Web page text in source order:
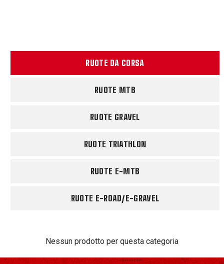
RUOTE DA CORSA
RUOTE MTB
RUOTE GRAVEL
RUOTE TRIATHLON
RUOTE E-MTB
RUOTE E-ROAD/E-GRAVEL
Nessun prodotto per questa categoria